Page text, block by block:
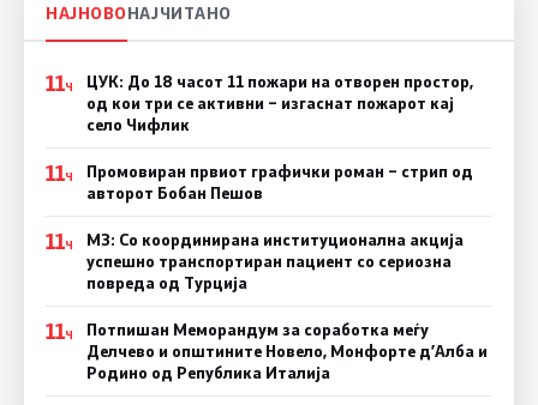
НАЈНОВОНАЈЧИТАНО
11Ч
ЦУК: До 18 часот 11 пожари на отворен простор,
од кои три се активни – изгаснат пожарот кај
село Чифлик
11Ч
Промовиран првиот графички роман – стрип од
авторот Бобан Пешов
11Ч
МЗ: Со координирана институционална акција
успешно транспортиран пациент со сериозна
повреда од Турција
11Ч
Потпишан Меморандум за соработка меѓу
Делчево и општините Новело, Монфорте д’Алба и
Родино од Република Италија